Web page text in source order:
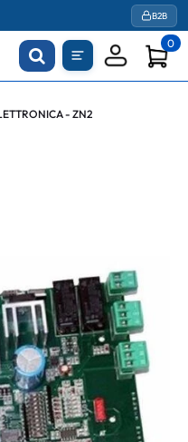
B2B
0
- ZN2